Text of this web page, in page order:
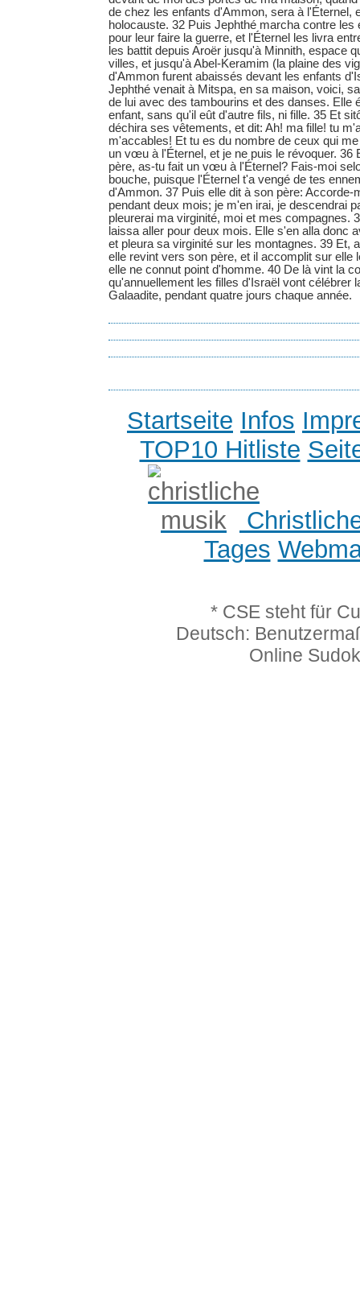
de chez les enfants d'Ammon, sera à l'Éternel,
holocauste. 32 Puis Jephthé marcha contre les
pour leur faire la guerre, et l'Éternel les livra
les battit depuis Aroër jusqu'à Minnith, espace
villes, et jusqu'à Abel-Keramim (la plaine des
d'Ammon furent abaissés devant les enfants
Jephthé venait à Mitspa, en sa maison, voici,
de lui avec des tambourins et des danses. Elle
enfant, sans qu'il eût d'autre fils, ni fille. 35 Et
déchira ses vêtements, et dit: Ah! ma fille! tu
m'accables! Et tu es du nombre de ceux qui
un vœu à l'Éternel, et je ne puis le révoquer. 36
père, as-tu fait un vœu à l'Éternel? Fais-moi
bouche, puisque l'Éternel t'a vengé de tes
d'Ammon. 37 Puis elle dit à son père: Accorde-
pendant deux mois; je m'en irai, je descendrai
pleurerai ma virginité, moi et mes compagnes.
laissa aller pour deux mois. Elle s'en alla donc
et pleura sa virginité sur les montagnes. 39 Et,
elle revint vers son père, et il accomplit sur elle
elle ne connut point d'homme. 40 De là vint la
qu'annuellement les filles d'Israël vont célébrer
Galaadite, pendant quatre jours chaque année.
Startseite Infos
TOP10 Hitliste
Tages
* CSE steht für
Deutsch:
Online